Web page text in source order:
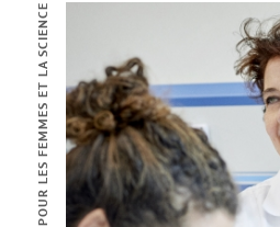
POUR LES FEMMES ET LA SCIENCE